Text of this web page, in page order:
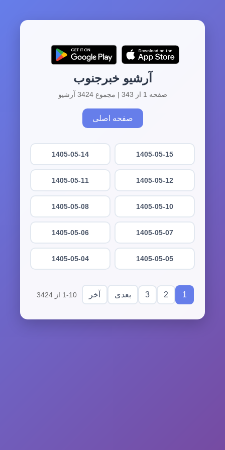
آرشیو خبرجنوب
صفحه 1 از 343 | مجموع 3424 آرشیو
صفحه اصلی
1405-05-15
1405-05-14
1405-05-12
1405-05-11
1405-05-10
1405-05-08
1405-05-07
1405-05-06
1405-05-05
1405-05-04
1
2
3 بعدی آخر 1-10 از 3424